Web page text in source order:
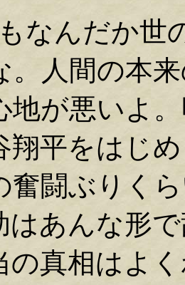
なんだか世
。人間の本
地が悪いよ
翔平をはじ
奮闘ぶりく
はあんな形
の真相はよ